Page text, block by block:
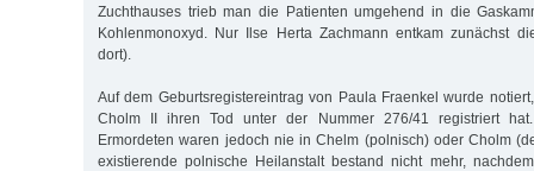
Zuchthauses trieb man die Patienten umgehend in die
Kohlenmonoxyd. Nur Ilse Herta Zachmann entkam zunächst
dort).
Auf dem Geburtsregistereintrag von Paula Fraenkel wurde
Cholm II ihren Tod unter der Nummer 276/41 registriert
Ermordeten waren jedoch nie in Chelm (polnisch) oder Cholm
existierende polnische Heilanstalt bestand nicht mehr,